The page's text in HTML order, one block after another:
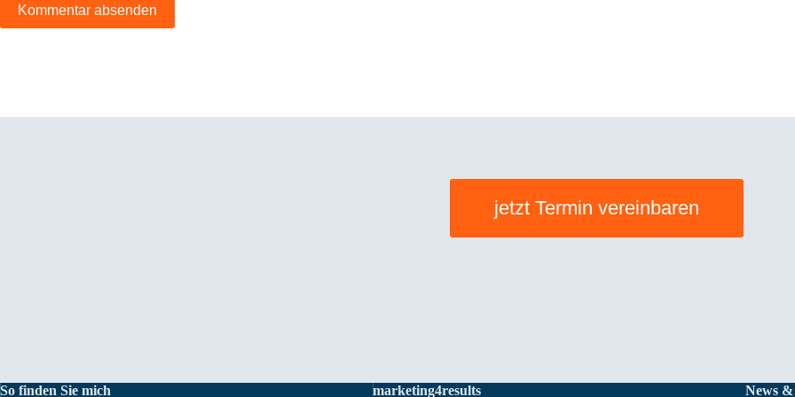
Kommentar absenden
jetzt Termin vereinbaren
So finden Sie mich marketing4results News &